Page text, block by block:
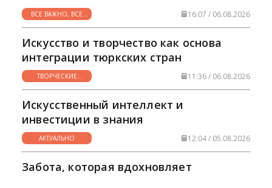
ВСЕ ВАЖНО, ВСЕ
НУЖНО
16:07 / 06.08.2026
Искусство и творчество как основа
интеграции тюркских стран
ТВОРЧЕСКИЕ
ГОРИЗОНТЫ
11:36 / 06.08.2026
Искусственный интеллект и
инвестиции в знания
АКТУАЛЬНО 12:04 / 05.08.2026
Забота, которая вдохновляет